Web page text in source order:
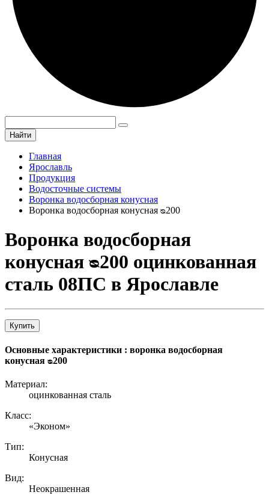
Найти
Главная
Ярославль
Продукция
Водосточные системы
Воронка водосборная конусная
Воронка водосборная конусная ᴓ200
Воронка водосборная
конусная ᴓ200 оцинкованная
сталь 08ПС в Ярославле
Купить
Основные характеристики : воронка водосборная
конусная ᴓ200
Материал:
оцинкованная сталь
Класс:
«Эконом»
Тип:
Конусная
Вид:
Неокрашенная